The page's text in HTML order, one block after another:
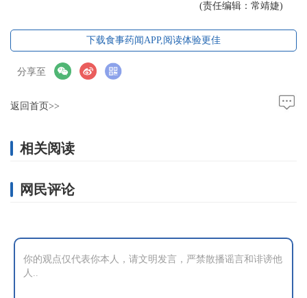
(责任编辑：常靖婕)
下载食事药闻APP,阅读体验更佳
分享至
返回首页>>
相关阅读
网民评论